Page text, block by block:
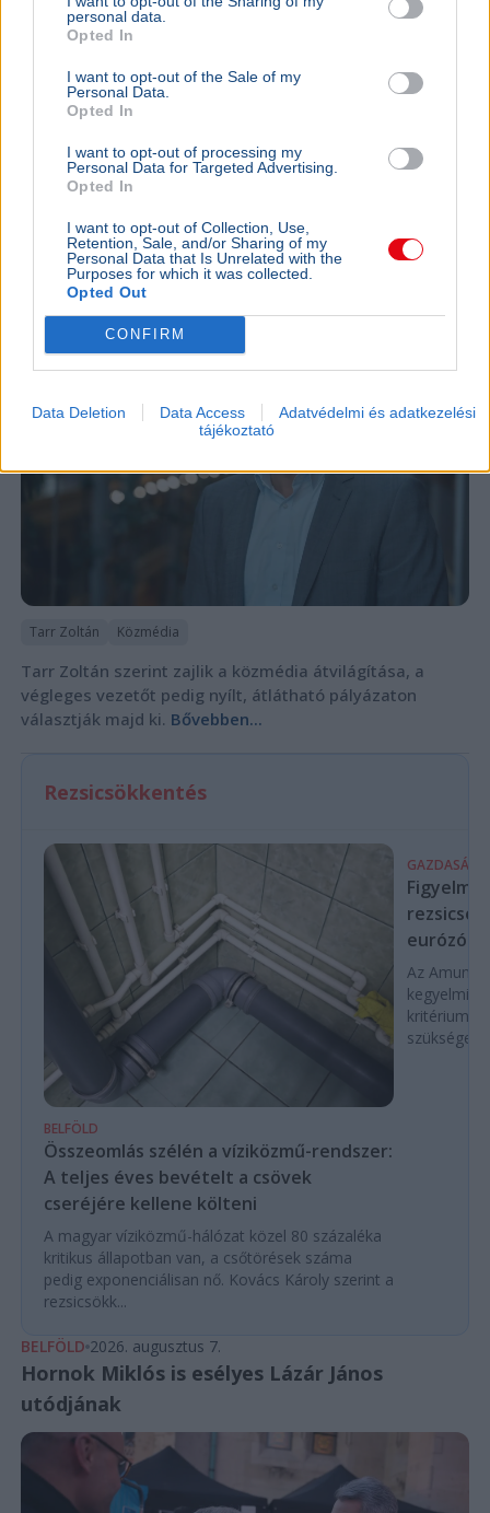
personal data.
Opted In
I want to opt-out of the Sale of my
Personal Data.
Opted In
I want to opt-out of processing my
Personal Data for Targeted Advertising.
Opted In
I want to opt-out of Collection, Use,
Retention, Sale, and/or Sharing of my
Personal Data that Is Unrelated with the
Purposes for which it was collected.
Opted Out
CONFIRM
Data Deletion Data Access
Adatvédelmi és adatkezelési
tájékoztató
Magyar Péter Köztársasági elnök
köztársasági elnökjelöltek neveiben, a parlament
kedden választ a három jelölt közül.Bővebben...
BELFÖLD 2026. augusztus 7.
Online felületen várják a javaslatokat a
közmédia megújításához
Tarr Zoltán Közmédia
Tarr Zoltán szerint zajlik a közmédia átvilágítása, a
végleges vezetőt pedig nyílt, átlátható pályázaton
választják majd ki. Bővebben...
Rezsicsökkentés
BELFÖLD
Összeomlás szélén a víziközmű-rendszer:
A teljes éves bevételt a csövek
cseréjére kellene költeni
A magyar víziközmű-hálózat közel 80 százaléka
kritikus állapotban van, a csőtörések száma
pedig exponenciálisan nő. Kovács Károly szerint a
rezsicsökk...
GAZDASÁG
Az Amundi
kegyelmi
BELFÖLD 2026. augusztus 7.
Hornok Miklós is esélyes Lázár János
utódjának